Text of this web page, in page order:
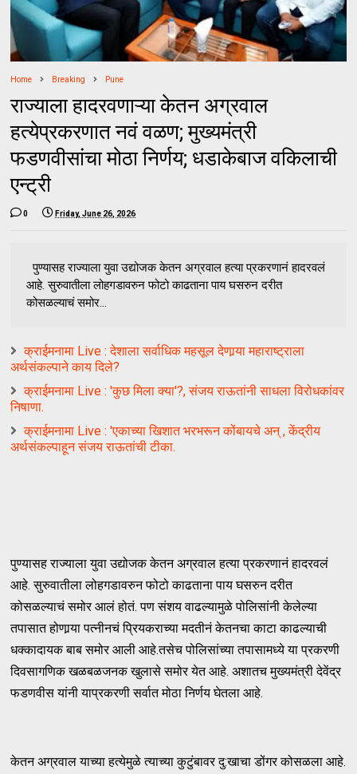
Home Breaking Pune
राज्याला हादरवणाऱ्या केतन अग्रवाल
हत्येप्रकरणात नवं वळण; मुख्यमंत्री
फडणवीसांचा मोठा निर्णय; धडाकेबाज वकिलाची
एन्ट्री
0 Friday, June 26, 2026
पुण्यासह राज्याला युवा उद्योजक केतन अग्रवाल हत्या प्रकरणानं हादरवलं
आहे. सुरुवातीला लोहगडावरुन फोटो काढताना पाय घसरुन दरीत
कोसळल्याचं समोर...
क्राईमनामा Live : देशाला सर्वाधिक महसूल देणार्‍या महाराष्ट्राला
अर्थसंकल्पाने काय दिले?
क्राईमनामा Live : 'कुछ मिला क्या'?, संजय राऊतांनी साधला विरोधकांवर
निषाणा.
क्राईमनामा Live : 'एकाच्या खिशात भरभरून कोंबायचे अन् , केंद्रीय
अर्थसंकल्पाहून संजय राऊतांची टीका.
पुण्यासह राज्याला युवा उद्योजक केतन अग्रवाल हत्या प्रकरणानं हादरवलं
आहे. सुरुवातीला लोहगडावरुन फोटो काढताना पाय घसरुन दरीत
कोसळल्याचं समोर आलं होतं. पण संशय वाढल्यामुळे पोलिसांनी केलेल्या
तपासात होणार्‍या पत्नीनचं प्रियकराच्या मदतीनं केतनचा काटा काढल्याची
धक्कादायक बाब समोर आली आहे.तसेच पोलिसांच्या तपासामध्ये या प्रकरणी
दिवसागणिक खळबळजनक खुलासे समोर येत आहे. अशातच मुख्यमंत्री देवेंद्र
फडणवीस यांनी याप्रकरणी सर्वात मोठा निर्णय घेतला आहे.
केतन अग्रवाल याच्या हत्येमुळे त्याच्या कुटुंबावर दु:खाचा डोंगर कोसळला आहे.